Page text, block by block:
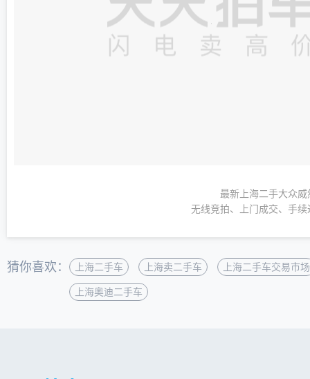
最新上海二手大众
无线竞拍、上门成交、手
猜你喜欢： 上海二手车 上海卖二手车 上海二手车交易市场
上海奥迪二手车